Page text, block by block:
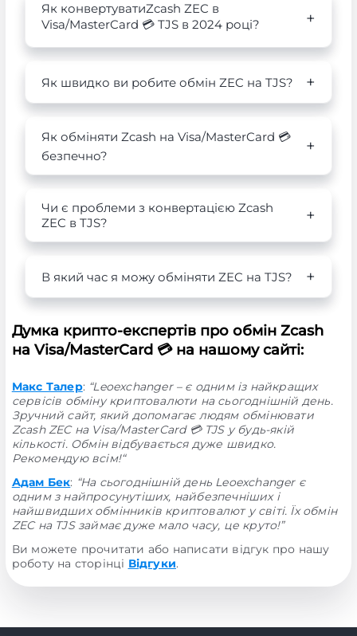
Як конвертуватиZcash ZEC в
Visa/MasterCard 💳 TJS в 2024 році?
Як швидко ви робите обмін ZEC на TJS?
Як обміняти Zcash на Visa/MasterCard 💳
безпечно?
Чи є проблеми з конвертацією Zcash
ZEC в TJS?
В який час я можу обміняти ZEC на TJS?
Думка крипто-експертів про обмін Zcash
на Visa/MasterCard 💳 на нашому сайті:
Макс Талер: “Leoexchanger – є одним із найкращих
сервісів обміну криптовалюти на сьогоднішній день.
Зручний сайт, який допомагає людям обмінювати
Zcash ZEC на Visa/MasterCard 💳 TJS у будь-якій
кількості. Обмін відбувається дуже швидко.
Рекомендую всім!“
Адам Бек: “На сьогоднішній день Leoexchanger є
одним з найпросунутіших, найбезпечніших і
найшвидших обмінників криптовалют у світі. Їх обмін
ZEC на TJS займає дуже мало часу, це круто!”
Ви можете прочитати або написати відгук про нашу
роботу на сторінці Відгуки.